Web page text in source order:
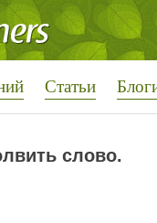
Статьи
слово.